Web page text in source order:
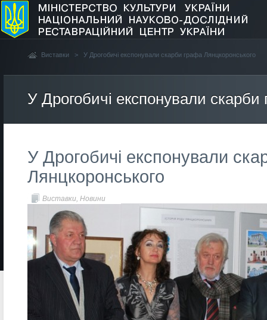
Виставки > У Дрогобичі експонували скарби графа Лянцкоронського
У Дрогобичі експонували
У Дрогобичі експонували
Лянцкоронського
Виставки, Новини